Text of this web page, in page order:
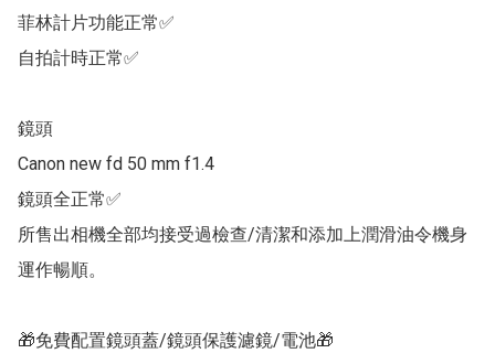
菲林計片功能正常✅
自拍計時正常✅
鏡頭
Canon new fd 50 mm f1.4
鏡頭全正常✅
所售出相機全部均接受過檢查/清潔和添加上潤滑油令機身
運作暢順。
🎁免費配置鏡頭蓋/鏡頭保護濾鏡/電池🎁